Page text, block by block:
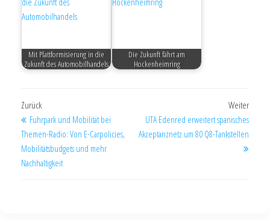
Mit Plattformisierung in die
Zukunft des Automobilhandels
Die Zukunft fährt am
Hockenheimring
Zurück
Fuhrpark und Mobilität bei
Themen-Radio: Von E-Carpolicies,
Mobilitätsbudgets und mehr
Nachhaltigkeit
Weiter
UTA Edenred erweitert spanisches
Akzeptanznetz um 80 Q8-Tankstellen